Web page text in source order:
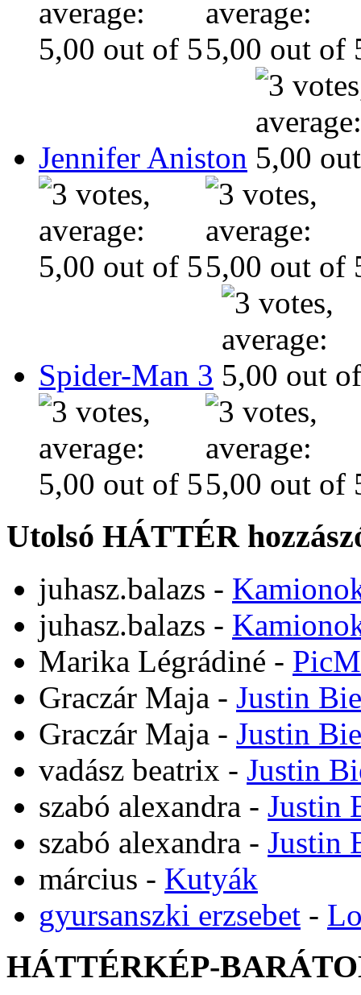
Jennifer Aniston
Spider-Man 3
Utolsó HÁTTÉR
juhasz.balazs -
juhasz.balazs -
Marika Légrádiné -
Graczár Maja - Justin
Graczár Maja - Justin
vadász beatrix - Justin
szabó alexandra - Justin
szabó alexandra - Justin
március - Kutyák
gyursanszki erzsebet -
HÁTTÉRKÉP-